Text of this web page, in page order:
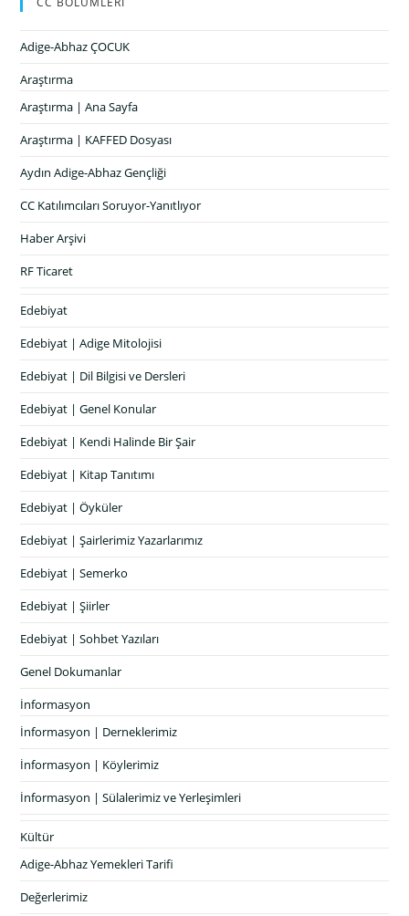
Adige-Abhaz ÇOCUK
Araştırma
Araştırma | Ana Sayfa
Araştırma | KAFFED Dosyası
Aydın Adige-Abhaz Gençliği
CC Katılımcıları Soruyor-Yanıtlıyor
Haber Arşivi
RF Ticaret
Edebiyat
Edebiyat | Adige Mitolojisi
Edebiyat | Dil Bilgisi ve Dersleri
Edebiyat | Genel Konular
Edebiyat | Kendi Halinde Bir Şair
Edebiyat | Kitap Tanıtımı
Edebiyat | Öyküler
Edebiyat | Şairlerimiz Yazarlarımız
Edebiyat | Semerko
Edebiyat | Şiirler
Edebiyat | Sohbet Yazıları
Genel Dokumanlar
İnformasyon
İnformasyon | Derneklerimiz
İnformasyon | Köylerimiz
İnformasyon | Sülalerimiz ve Yerleşimleri
Kültür
Adige-Abhaz Yemekleri Tarifi
Değerlerimiz